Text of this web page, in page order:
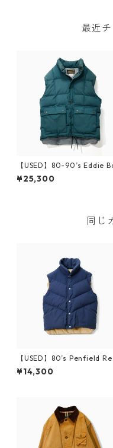
最近
【USED】80-90’s Eddie
er Blizzard Master Vest
¥25,300
同じ
【USED】80’s Penfield
rsible Down Vest
¥14,300